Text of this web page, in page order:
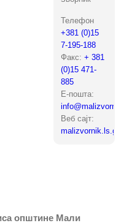
Телефон
+381 (0)15
7-195-188
Факс: + 381
(0)15 471-
885
Е-пошта:
Веб сајт:
општине Мали